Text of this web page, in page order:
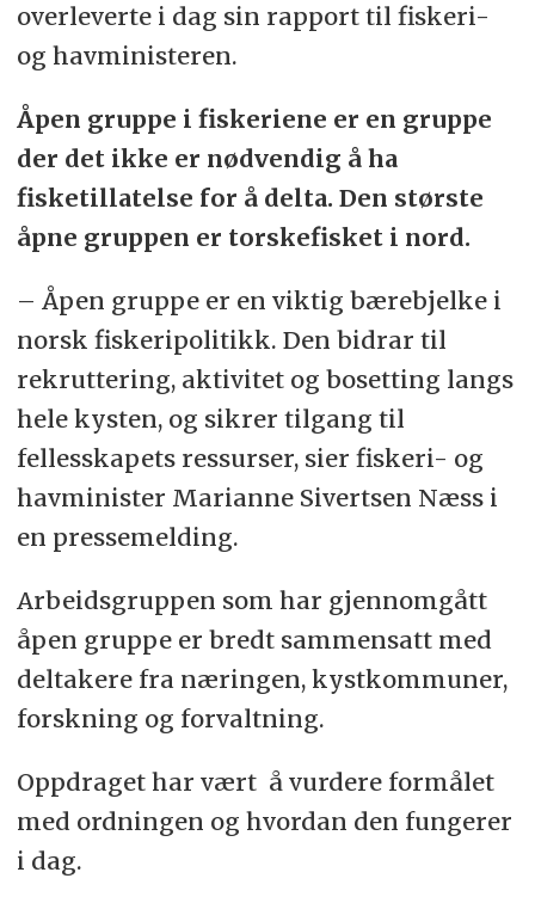
overleverte i dag sin rapport til fiskeri-
og havministeren.
Åpen gruppe i fiskeriene er en gruppe
der det ikke er nødvendig å ha
fisketillatelse for å delta. Den største
åpne gruppen er torskefisket i nord.
– Åpen gruppe er en viktig bærebjelke i
norsk fiskeripolitikk. Den bidrar til
rekruttering, aktivitet og bosetting langs
hele kysten, og sikrer tilgang til
fellesskapets ressurser, sier fiskeri- og
havminister Marianne Sivertsen Næss i
en pressemelding.
Arbeidsgruppen som har gjennomgått
åpen gruppe er bredt sammensatt med
deltakere fra næringen, kystkommuner,
forskning og forvaltning.
Oppdraget har vært å vurdere formålet
med ordningen og hvordan den fungerer
i dag.